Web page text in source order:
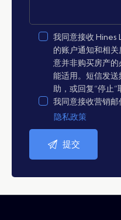
我同意接收 Hines
的账户通知和相
意并非购买房产
能适用。短信发
助，或回复“停止”
我同意接收营销邮
隐私政策